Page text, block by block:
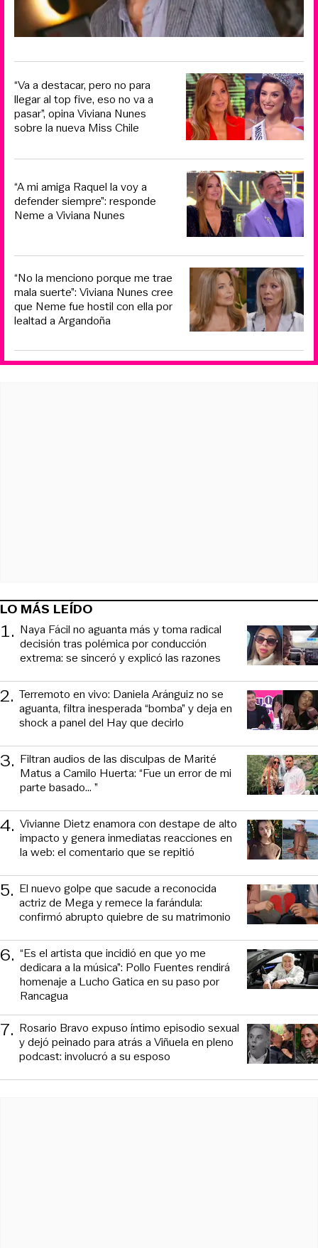
“Va a destacar, pero no para
llegar al top five, eso no va a
pasar”, opina Viviana Nunes
sobre la nueva Miss Chile
“A mi amiga Raquel la voy a
defender siempre”: responde
Neme a Viviana Nunes
“No la menciono porque me trae
mala suerte”: Viviana Nunes cree
que Neme fue hostil con ella por
lealtad a Argandoña
LO MÁS LEÍDO
1. Naya Fácil no aguanta más y toma radical
decisión tras polémica por conducción
extrema: se sinceró y explicó las razones
2. Terremoto en vivo: Daniela Aránguiz no se
aguanta, filtra inesperada “bomba” y deja en
shock a panel del Hay que decirlo
3. Filtran audios de las disculpas de Marité
Matus a Camilo Huerta: “Fue un error de mi
parte basado... ”
4. Vivianne Dietz enamora con destape de alto
impacto y genera inmediatas reacciones en
la web: el comentario que se repitió
5. El nuevo golpe que sacude a reconocida
actriz de Mega y remece la farándula:
confirmó abrupto quiebre de su matrimonio
6. “Es el artista que incidió en que yo me
dedicara a la música”: Pollo Fuentes rendirá
homenaje a Lucho Gatica en su paso por
Rancagua
7. Rosario Bravo expuso íntimo episodio sexual
y dejó peinado para atrás a Viñuela en pleno
podcast: involucró a su esposo